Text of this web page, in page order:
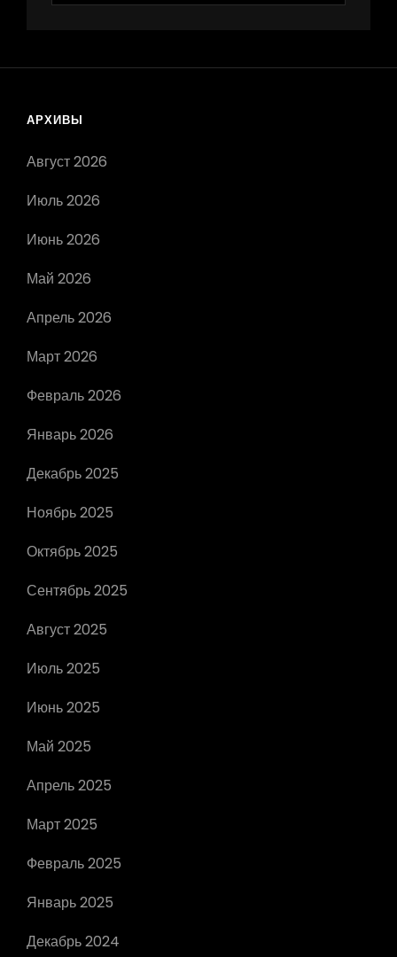
АРХИВЫ
Август 2026
Июль 2026
Июнь 2026
Май 2026
Апрель 2026
Март 2026
Февраль 2026
Январь 2026
Декабрь 2025
Ноябрь 2025
Октябрь 2025
Сентябрь 2025
Август 2025
Июль 2025
Июнь 2025
Май 2025
Апрель 2025
Март 2025
Февраль 2025
Январь 2025
Декабрь 2024